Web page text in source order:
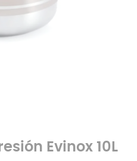
Evinox 10L